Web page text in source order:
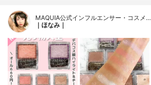
MAQUIA公式インフルエンサー・コスメ…
｜ほなみ｜